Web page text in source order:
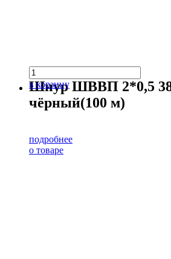
в корзину
Шнур ШВВП 2*0,5
чёрный(100 м)
подробнее
о товаре